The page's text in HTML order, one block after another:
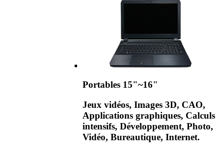
Portables 15"~16"
Jeux vidéos, Images 3D, CAO,
Applications graphiques, Calculs
intensifs, Développement, Photo,
Vidéo, Bureautique, Internet.